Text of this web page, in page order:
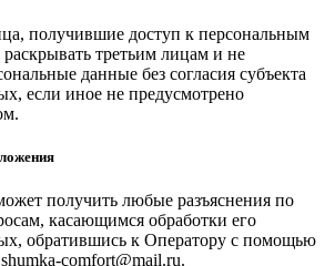
получившие доступ к персональным
третьим лицам и не
данные без согласия субъекта
если иное не предусмотрено
получить любые разъяснения по
касающимся обработки его
обратившись к Оператору с помощью
shumka-comfort@mail.ru.